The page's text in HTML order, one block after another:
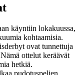
käyntiin lokakuussa,
kohtaamisia.
ovat tunnettuja
ottelut keräävät
hetkiä.